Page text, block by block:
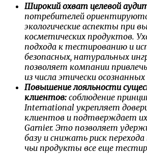
Широкий охват целевой
потребителей
экологические аспекты при
косметических продуктов.
подхода к тестированию и
безопасных, натуральных
позволяет компании
из числа этически
Повышение лояльности
клиентов: соблюдение
International укрепляет
клиентов и подтверждает
Garnier. Это позволяет
базу и снижать риск
чьи продукты все еще